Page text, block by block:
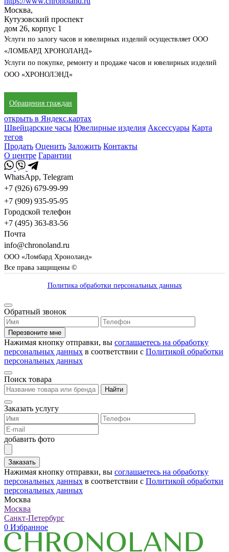
Москва,
Кутузовский проспект
дом 26, корпус 1
Услуги по залогу часов и ювелирных изделий осуществляет ООО
«ЛОМБАРД ХРОНОЛАНД»
Услуги по покупке, ремонту и продаже часов и ювелирных изделий
ООО «ХРОНОЛЭНД»
Обращения граждан
открыть в Яндекс.картах
Швейцарские часы Ювелирные изделия Аксессуары Карта
тегов
Продать Оценить Заложить Контакты
О центре Гарантии
WhatsApp, Telegram
+7 (926) 679-99-99
+7 (909) 935-95-95
Городской телефон
+7 (495) 363-83-56
Почта
info@chronoland.ru
ООО «Ломбард Хроноланд»
Все права защищены ©
Политика обработки персональных данных
Обратный звонок
Перезвоните мне
Нажимая кнопку отправки, вы соглашаетесь на обработку
персональных данных в соответствии с Политикой обработки
персональных данных
Поиск товара
Найти
Заказать услугу
добавить фото
Заказать
Нажимая кнопку отправки, вы соглашаетесь на обработку
персональных данных в соответствии с Политикой обработки
персональных данных
Москва
Москва
Санкт-Петербург
0 Избранное